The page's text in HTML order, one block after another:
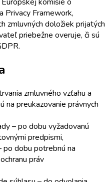
Privacy Framework,
zmluvných doložiek prijatých
priebežne overuje, či sú
zmluvného vzťahu a
na preukazovanie právnych
– po dobu vyžadovanú
predpismi,
po dobu potrebnú na
práv